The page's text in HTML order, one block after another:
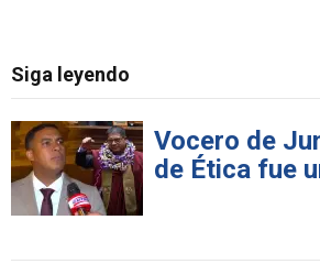
Siga leyendo
Vocero de
de Ética fue